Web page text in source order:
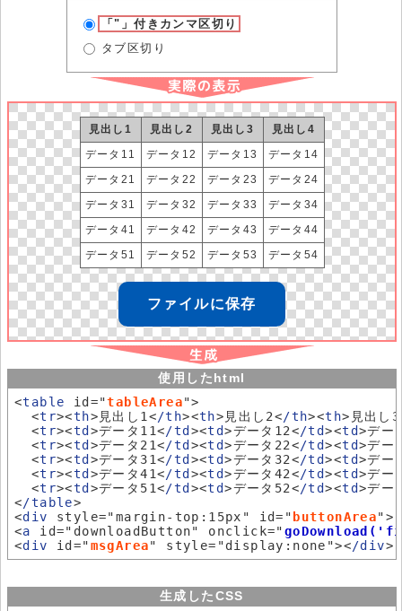
「"」付きカンマ区切り
タブ区切り
見出し1 見出し2 見出し3
見出し4
データ11
データ12 データ13
データ14
データ21
データ22 データ23
データ24
データ31
データ32 データ33
データ34
データ41
データ42 データ43
データ44
データ51
データ52 データ53 データ54
ファイルに保存
使用したhtml
<table id="tableArea">
  <
tr><th>見出し1</th><th>見出し2</th><th>見出し
  <
tr><td >データ11</td ><td>データ12</td><td>デー
  <
tr><td >データ21</td ><td>データ22</td><td>デー
  <
tr><td >データ31</td ><td>データ32</td><td>デー
  <
tr><td >データ41</td ><td>データ42</td><td>デー
  <
tr><td >データ51</td ><td>データ52</td><td>デー
</table>
<div style="margin-top:15px" id=" buttonArea">
<a id="downloadButton" onclick="
<div id="msgArea" style="display:none"></div
生成したCSS